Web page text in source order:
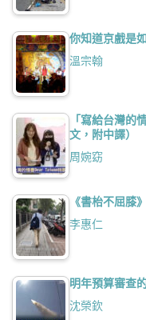
你知道京戲是
溫宗翰
「寫給台灣的
文，附中譯）
周婉窈
《書枱不屈膝
李惠仁
明年預算審查
沈榮欽